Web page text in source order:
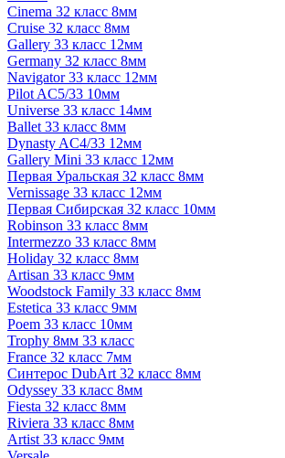
Cinema 32 класс 8мм
Cruise 32 класс 8мм
Gallery 33 класс 12мм
Germany 32 класс 8мм
Navigator 33 класс 12мм
Pilot AC5/33 10мм
Universe 33 класс 14мм
Ballet 33 класс 8мм
Dynasty AC4/33 12мм
Gallery Mini 33 класс 12мм
Первая Уральская 32 класс 8мм
Vernissage 33 класс 12мм
Первая Сибирская 32 класс 10мм
Robinson 33 класс 8мм
Intermezzo 33 класс 8мм
Holiday 32 класс 8мм
Artisan 33 класс 9мм
Woodstock Family 33 класс 8мм
Estetica 33 класс 9мм
Poem 33 класс 10мм
Trophy 8мм 33 класс
France 32 класс 7мм
Синтерос DubArt 32 класс 8мм
Odyssey 33 класс 8мм
Fiesta 32 класс 8мм
Riviera 33 класс 8мм
Artist 33 класс 9мм